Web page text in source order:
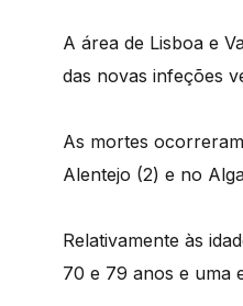
A área de Lisboa e
das novas infeções
As mortes
Alentejo (2) e no
Relativamente às
70 e 79 anos e uma